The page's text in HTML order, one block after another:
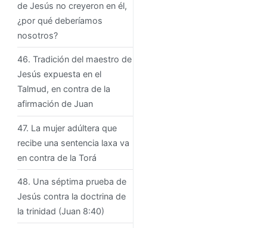
de Jesús no creyeron en él,
¿por qué deberíamos
nosotros?
46. Tradición del maestro de
Jesús expuesta en el
Talmud, en contra de la
afirmación de Juan
47. La mujer adúltera que
recibe una sentencia laxa va
en contra de la Torá
48. Una séptima prueba de
Jesús contra la doctrina de
la trinidad (Juan 8:40)